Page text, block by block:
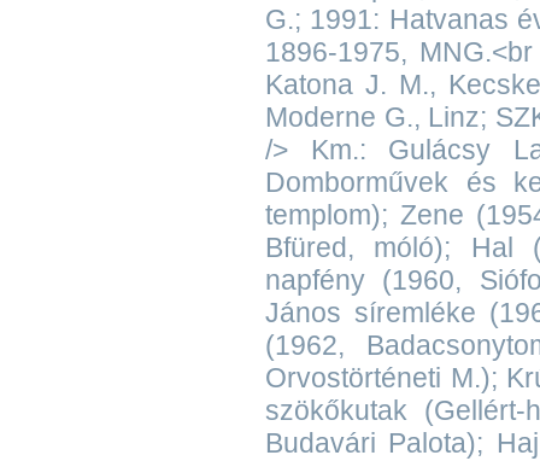
G.; 1991: Hatvanas
1896-1975,
Katona J. M.,
Moderne G., Linz;
/> Km.: Gulácsy
Domborművek és
templom); Zene
Bfüred, móló); Hal
napfény (1960,
János síremléke
(1962,
Orvostörténeti M.);
szökőkutak
Budavári Palota);